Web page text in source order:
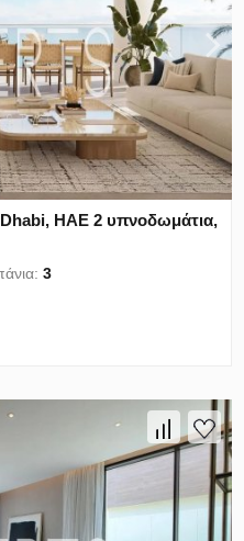
ΗΑΕ 2 υπνοδωμάτια,
3